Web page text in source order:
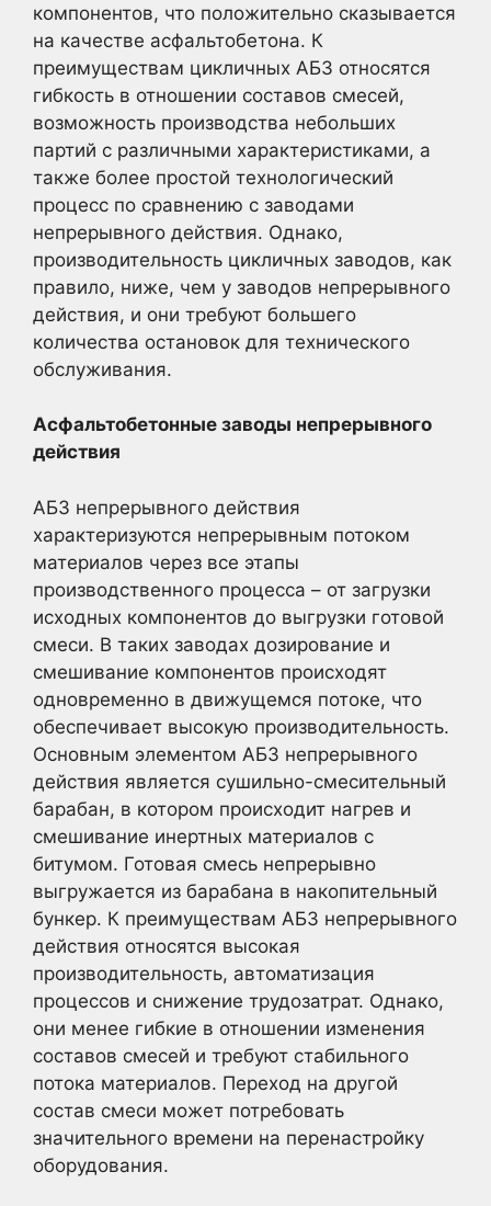
компонентов, что положительно сказывается
на качестве асфальтобетона. К
преимуществам цикличных АБЗ относятся
гибкость в отношении составов смесей,
возможность производства небольших
партий с различными характеристиками, а
также более простой технологический
процесс по сравнению с заводами
непрерывного действия. Однако,
производительность цикличных заводов, как
правило, ниже, чем у заводов непрерывного
действия, и они требуют большего
количества остановок для технического
обслуживания.
Асфальтобетонные заводы непрерывного
действия
АБЗ непрерывного действия
характеризуются непрерывным потоком
материалов через все этапы
производственного процесса – от загрузки
исходных компонентов до выгрузки готовой
смеси. В таких заводах дозирование и
смешивание компонентов происходят
одновременно в движущемся потоке, что
обеспечивает высокую производительность.
Основным элементом АБЗ непрерывного
действия является сушильно-смесительный
барабан, в котором происходит нагрев и
смешивание инертных материалов с
битумом. Готовая смесь непрерывно
выгружается из барабана в накопительный
бункер. К преимуществам АБЗ непрерывного
действия относятся высокая
производительность, автоматизация
процессов и снижение трудозатрат. Однако,
они менее гибкие в отношении изменения
составов смесей и требуют стабильного
потока материалов. Переход на другой
состав смеси может потребовать
значительного времени на перенастройку
оборудования.